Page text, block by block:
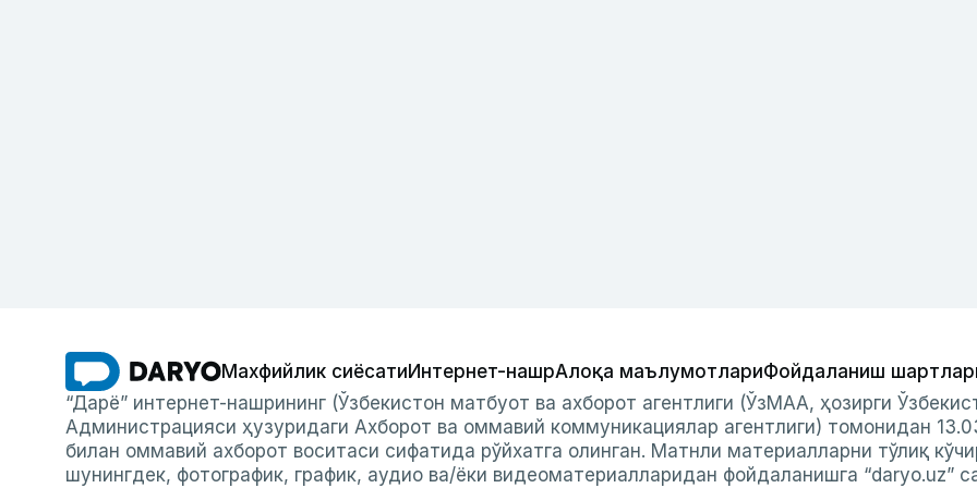
Махфийлик сиёсатиИнтернет-нашрАлоқа маълумотлариФойдаланиш
“Дарё” интернет-нашрининг (Ўзбекистон матбуот ва ахборот агентлиги (ЎзМАА, ҳозирги
Администрацияси ҳузуридаги Ахборот ва оммавий коммуникациялар агентлиги) томонидан
билан оммавий ахборот воситаси сифатида рўйхатга олинган. Матнли материалларни тўлиқ
шунингдек, фотографик, график, аудио ва/ёки видеоматериалларидан фойдаланишга “daryo.uz”